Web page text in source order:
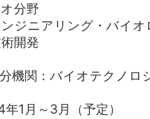
分野
ジニアリング・バイ
開発
機関：バイオテクノロ
1月～3月（予定）